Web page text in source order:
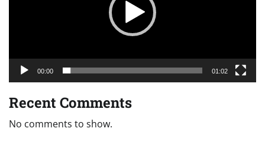
00:00 01:02
Recent Comments
No comments to show.